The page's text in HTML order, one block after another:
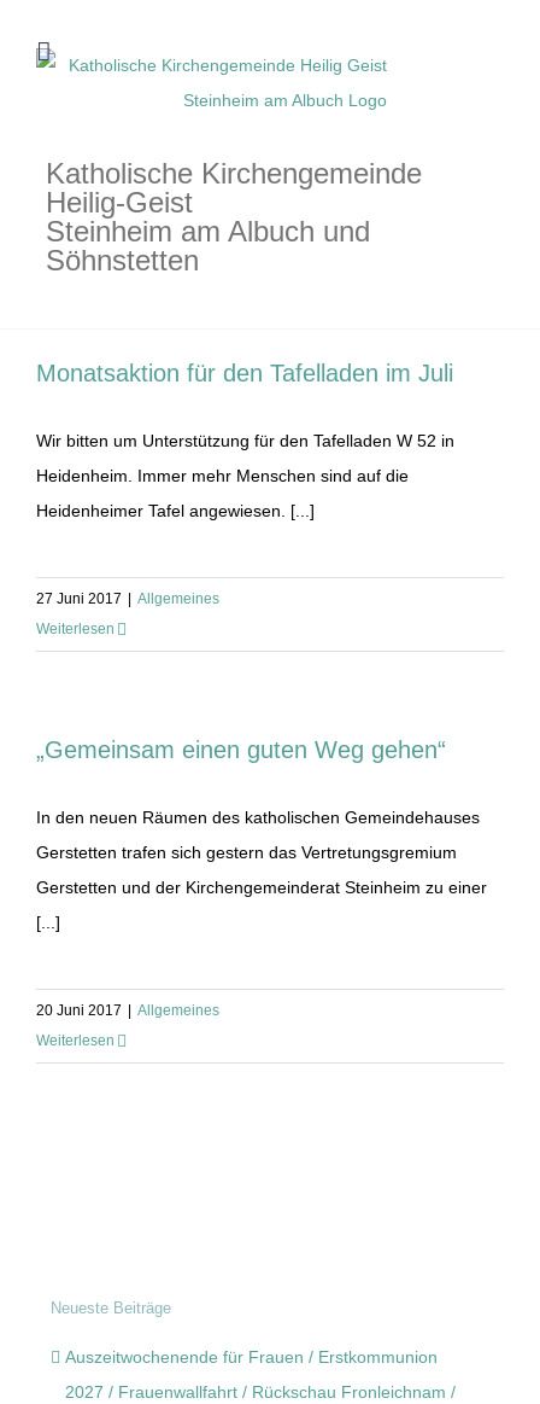
Inhalt
Katholische Kirchengemeinde
Heilig-Geist
Steinheim am Albuch und
Söhnstetten
Monatsaktion für den Tafelladen im Juli
Wir bitten um Unterstützung für den Tafelladen W 52 in
Heidenheim. Immer mehr Menschen sind auf die
Heidenheimer Tafel angewiesen. [...]
27 Juni 2017
Allgemeines
Weiterlesen
„Gemeinsam einen guten Weg gehen“
In den neuen Räumen des katholischen Gemeindehauses
Gerstetten trafen sich gestern das Vertretungsgremium
Gerstetten und der Kirchengemeinderat Steinheim zu einer
[...]
20 Juni 2017
Allgemeines
Weiterlesen
Neueste Beiträge
Auszeitwochenende für Frauen / Erstkommunion
2027 / Frauenwallfahrt / Rückschau Fronleichnam /